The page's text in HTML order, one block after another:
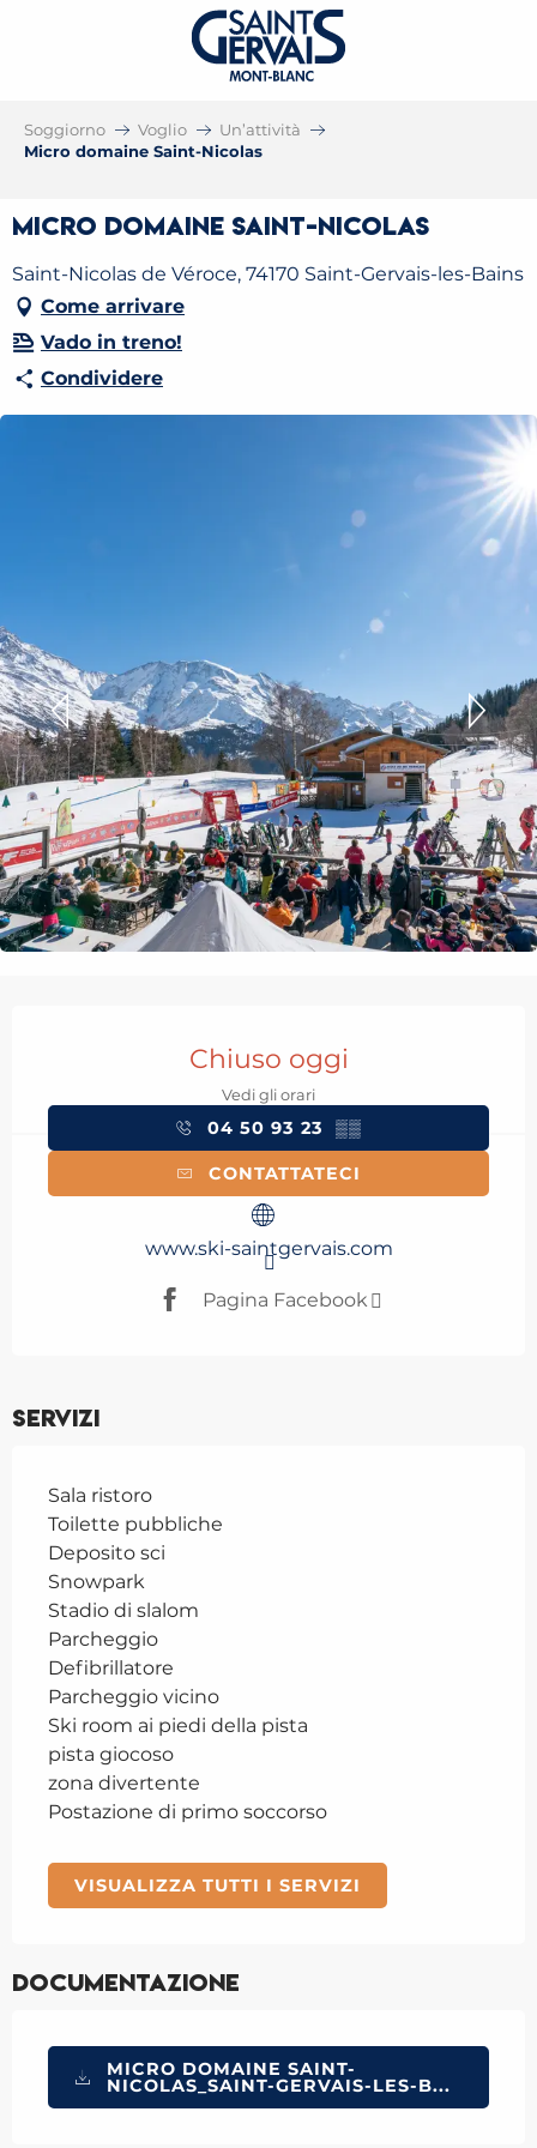
Soggiorno Voglio
Un’attività
Micro domaine Saint-Nicolas
Micro domaine Saint-Nicolas
Saint-Nicolas de Véroce, 74170 Saint-Gervais-les-Bains
Come arrivare
Vado in treno!
Condividere
Chiuso oggi
Vedi gli orari
04 50 93 23 ▒▒
CONTATTATECI
www.ski-saintgervais.com
Pagina Facebook
Servizi
Sala ristoro
Toilette pubbliche
Deposito sci
Snowpark
Stadio di slalom
Parcheggio
Defibrillatore
Parcheggio vicino
Ski room ai piedi della pista
pista giocoso
zona divertente
Postazione di primo soccorso
VISUALIZZA TUTTI I SERVIZI
Documentazione
MICRO DOMAINE SAINT-
NICOLAS_SAINT-GERVAIS-LES-B...